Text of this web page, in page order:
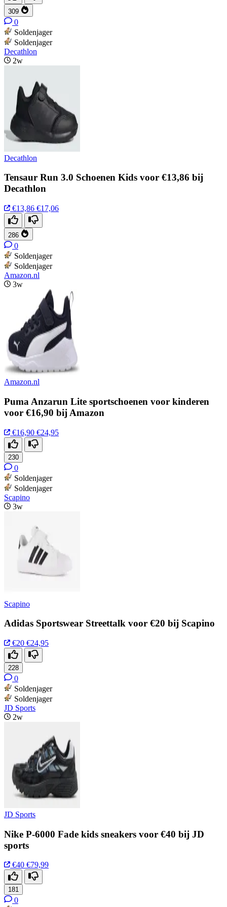
309
0
Soldenjager
Soldenjager
Decathlon
2w
Decathlon
Tensaur Run 3.0 Schoenen Kids voor €13,86 bij
Decathlon
€13,86 €17,06
286
0
Soldenjager
Soldenjager
Amazon.nl
3w
Amazon.nl
Puma Anzarun Lite sportschoenen voor kinderen
voor €16,90 bij Amazon
€16,90 €24,95
230
0
Soldenjager
Soldenjager
Scapino
3w
Scapino
Adidas Sportswear Streettalk voor €20 bij Scapino
€20 €24,95
228
0
Soldenjager
Soldenjager
JD Sports
2w
JD Sports
Nike P-6000 Fade kids sneakers voor €40 bij JD
sports
€40 €79,99
181
0